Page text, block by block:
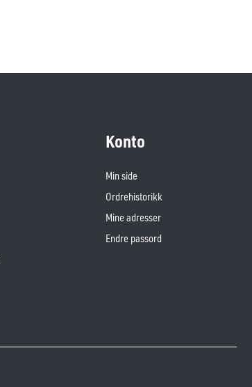
Konto
Min side
Ordrehistorikk
Mine adresser
Endre passord